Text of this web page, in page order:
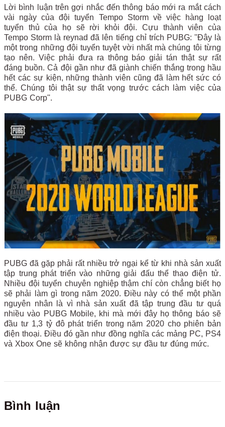
Lời bình luận trên gợi nhắc đến thông báo mới ra mắt cách
vài ngày của đội tuyển Tempo Storm về việc hàng loạt
tuyển thủ của họ sẽ rời khỏi đội. Cựu thành viên của
Tempo Storm là reynad đã lên tiếng chỉ trích PUBG: ''Đây là
một trong những đội tuyển tuyệt vời nhất mà chúng tôi từng
tạo nên. Việc phải đưa ra thông báo giải tán thật sự rất
đáng buồn. Cả đội gần như đã giành chiến thắng trong hầu
hết các sự kiện, những thành viên cũng đã làm hết sức có
thể. Chúng tôi thật sự thất vọng trước cách làm việc của
PUBG Corp''.
PUBG đã gặp phải rất nhiều trở ngại kể từ khi nhà sản xuất
tập trung phát triển vào những giải đấu thể thao điện tử.
Nhiều đội tuyển chuyên nghiệp thậm chí còn chẳng biết họ
sẽ phải làm gì trong năm 2020. Điều này có thể một phần
nguyên nhân là vì nhà sản xuất đã tập trung đầu tư quá
nhiều vào PUBG Mobile, khi mà mới đây họ thông báo sẽ
đầu tư 1,3 tỷ đô phát triển trong năm 2020 cho phiên bản
điện thoại. Điều đó gần như đồng nghĩa các mảng PC, PS4
và Xbox One sẽ không nhận được sự đầu tư đúng mức.
Bình luận